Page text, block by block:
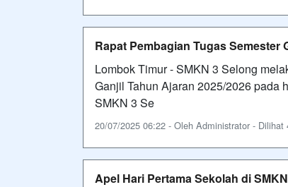
Rapat Pembagian Tugas Semester
Lombok Timur - SMKN 3 Selong
Ganjil Tahun Ajaran 2025/2026 pada
SMKN 3 Se
20/07/2025 06:22 - Oleh Administrator - Dilihat
Apel Hari Pertama Sekolah di